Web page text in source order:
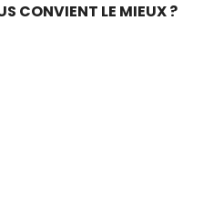
CONVIENT LE MIEUX ?